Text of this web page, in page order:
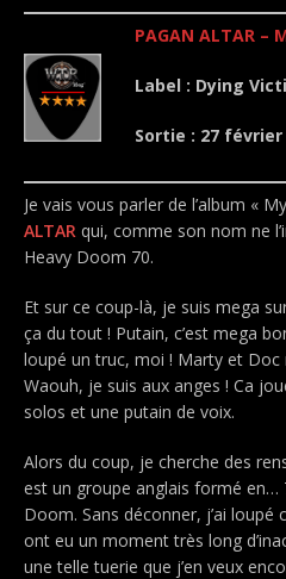
PAGAN ALTAR
Label : Dying
Sortie : 27 février
Je vais vous parler de l’album «
ALTAR qui, comme son nom ne
Heavy Doom 70.
Et sur ce coup-là, je suis mega
ça du tout ! Putain, c’est mega
loupé un truc, moi ! Marty et Doc
Waouh, je suis aux anges ! Ca
solos et une putain de voix.
Alors du coup, je cherche des
est un groupe anglais formé en…
Doom. Sans déconner, j’ai loupé
ont eu un moment très long
une telle tuerie que j’en veux